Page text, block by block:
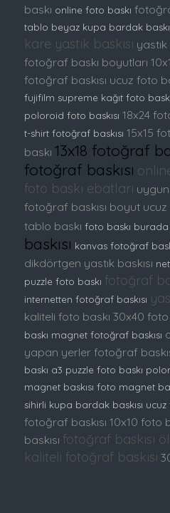
baskı online foto baskı
tablo beyaz kupa bardak
kare yastık baskısı
fotoğraf baskı boyutları
fotoğraf baskısı ucuz foto
fujifilm supreme kağıt foto
poloroid foto baskısı 18x24
t-shirt fotoğraf baskısı 15x15
baskı 13x18 fotoğraf
fotoğraf baskısı
foto baskı ebatları uygun
fotoğraf baskısı boyut ucuz
tablo baskı foto baskı burada
baskısı kanvas fotoğraf
dikdörtgen yastık baskısı
puzzle foto baskı fotoğraf
internetten fotoğraf baskısı
kaliteli foto baskı 30x40 foto
baskı magnet fotoğraf baskısı
yapan yerler fotoğraf
baskı a3 puzzle foto baskı
magnet baskısı foto magnet
sihirli kupa bardak baskısı ucuz
fotoğraf baskısı 10x10 foto
baskısı fotoğraf baskısı
kaliteli fotoğraf baskısı